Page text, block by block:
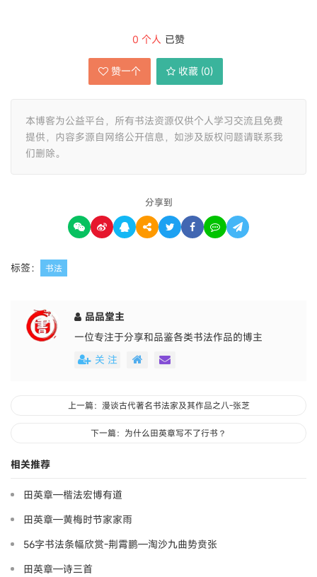
0 个人 已赞
赞一个 收藏 (0)
本博客为公益平台，所有书法资源仅供个人学习交流且免费
提供，内容多源自网络公开信息，如涉及版权问题请联系我
们删除。
分享到
标签： 书法
品品堂主
一位专注于分享和品鉴各类书法作品的博主
关 注
上一篇：漫谈古代著名书法家及其作品之八-张芝
下一篇：为什么田英章写不了行书？
相关推荐
田英章—楷法宏博有道
田英章—黄梅时节家家雨
56字书法条幅欣赏-荆霄鹏—淘沙九曲势贲张
田英章—诗三首